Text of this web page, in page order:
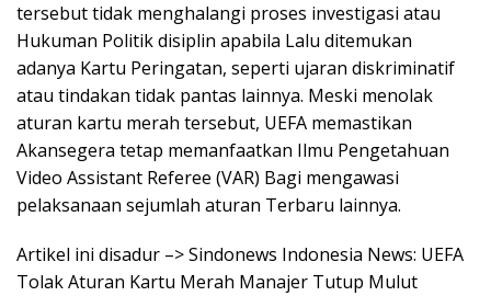
tersebut tidak menghalangi proses investigasi atau
Hukuman Politik disiplin apabila Lalu ditemukan
adanya Kartu Peringatan, seperti ujaran diskriminatif
atau tindakan tidak pantas lainnya. Meski menolak
aturan kartu merah tersebut, UEFA memastikan
Akansegera tetap memanfaatkan Ilmu Pengetahuan
Video Assistant Referee (VAR) Bagi mengawasi
pelaksanaan sejumlah aturan Terbaru lainnya.
Artikel ini disadur –> Sindonews Indonesia News: UEFA
Tolak Aturan Kartu Merah Manajer Tutup Mulut